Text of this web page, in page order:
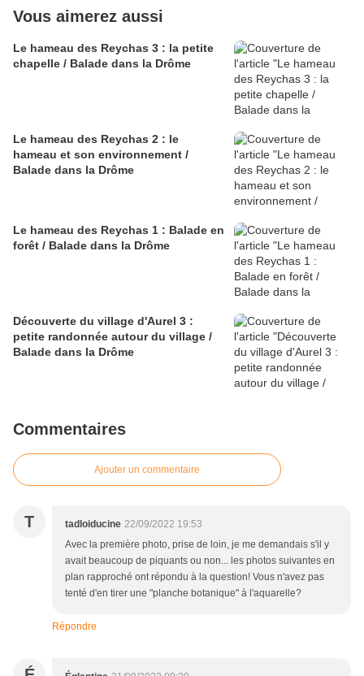
Vous aimerez aussi
Le hameau des Reychas 3 : la petite
chapelle / Balade dans la Drôme
Le hameau des Reychas 2 : le
hameau et son environnement /
Balade dans la Drôme
Le hameau des Reychas 1 : Balade en
forêt / Balade dans la Drôme
Découverte du village d'Aurel 3 :
petite randonnée autour du village /
Balade dans la Drôme
Commentaires
Ajouter un commentaire
T tadloiducine 22/09/2022 19:53
Avec la première photo, prise de loin, je me demandais s'il y
avait beaucoup de piquants ou non... les photos suivantes en
plan rapproché ont répondu à la question! Vous n'avez pas
tenté d'en tirer une "planche botanique" à l'aquarelle?
Répondre